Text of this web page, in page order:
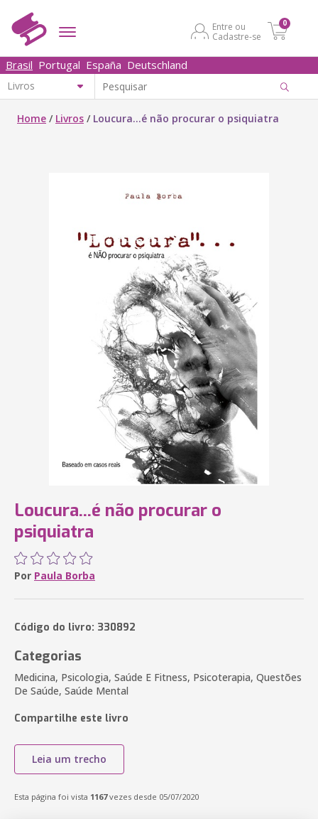
Entre ou
Cadastre-se
0
Brasil Portugal España Deutschland
Home / Livros / Loucura...é não procurar o psiquiatra
Loucura...é não procurar o
psiquiatra
Por Paula Borba
Código do livro: 330892
Categorias
Medicina, Psicologia, Saúde E Fitness, Psicoterapia, Questões
De Saúde, Saúde Mental
Compartilhe este livro
Leia um trecho
Esta página foi vista 1167vezes desde 05/07/2020